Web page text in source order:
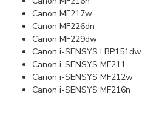
Canon MF217w
Canon MF226dn
Canon MF229dw
Canon i-SENSYS LBP151dw
Canon i-SENSYS MF211
Canon i-SENSYS MF212w
Canon i-SENSYS MF216n